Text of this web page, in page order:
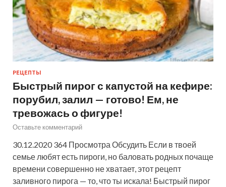
РЕЦЕПТЫ
Быстрый пирог с капустой на кефире:
порубил, залил — готово! Ем, не
тревожась о фигуре!
Оставьте комментарий
30.12.2020 364 Просмотра Обсудить Если в твоей
семье любят есть пироги, но баловать родных почаще
времени совершенно не хватает, этот рецепт
заливного пирога — то, что ты искала! Быстрый пирог